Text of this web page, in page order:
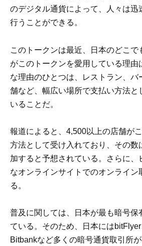
のデジタル通貨によって、人々は迅
行うことができる。
このトークンは最近、日本のどこで
がこのトークンを愛用している理由
な理由のひとつは、レストラン、バ
舗など、幅広い場所で支払い方法と
いることだ。
報道によると、4,500以上の店舗が
方法として受け入れており、その数
加すると予想されている。さらに、
なオンラインサイトでのオンライン
る。
普及に関しては、日本が最も暗号保
ている。そのため、日本にはbitFlyer
Bitbankなど多くの暗号通貨取引所が